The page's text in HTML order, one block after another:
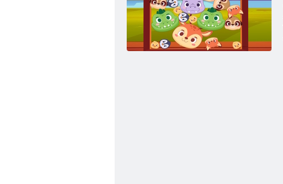
Feuer und Wasser 4: Kristalltempel